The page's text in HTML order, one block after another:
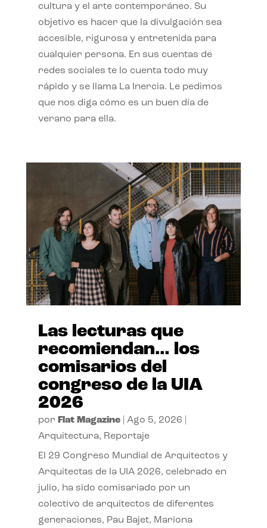
cultura y el arte contemporáneo. Su
objetivo es hacer que la divulgación sea
accesible, rigurosa y entretenida para
cualquier persona. En sus cuentas de
redes sociales te lo cuenta todo muy
rápido y se llama La Inercia. Le pedimos
que nos diga cómo es un buen día de
verano para ella.
Las lecturas que
recomiendan… los
comisarios del
congreso de la UIA
2026
por Flat Magazine| Ago 5, 2026
Arquitectura, Reportaje
El 29 Congreso Mundial de Arquitectos y
Arquitectas de la UIA 2026, celebrado en
julio, ha sido comisariado por un
colectivo de arquitectos de diferentes
generaciones, Pau Bajet, Mariona